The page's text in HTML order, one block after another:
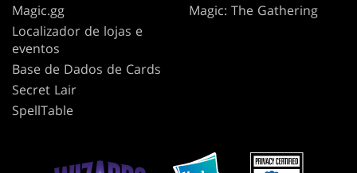
Magic.gg
Localizador de lojas e
eventos
Base de Dados de Cards
Secret Lair
SpellTable
Magic: The Gathering